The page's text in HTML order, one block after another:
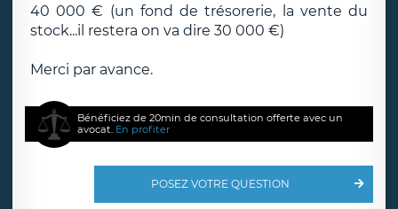
40 000 € (un fond de trésorerie, la vente du
stock...il restera on va dire 30 000 €)
Merci par avance.
Bénéficiez de 20min de consultation offerte avec un
avocat. En profiter
POSEZ VOTRE QUESTION